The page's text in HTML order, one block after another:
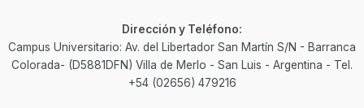
Dirección y Teléfono:
Campus Universitario: Av. del Libertador San Martín S/N - Barranca
Colorada- (D5881DFN) Villa de Merlo - San Luis - Argentina - Tel.
+54 (02656) 479216